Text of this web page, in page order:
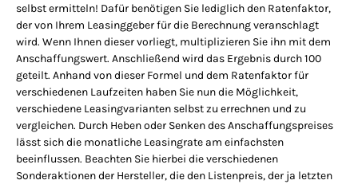
selbst ermitteln! Dafür benötigen Sie lediglich den Ratenfaktor,
der von Ihrem Leasinggeber für die Berechnung veranschlagt
wird. Wenn Ihnen dieser vorliegt, multiplizieren Sie ihn mit dem
Anschaffungswert. Anschließend wird das Ergebnis durch 100
geteilt. Anhand von dieser Formel und dem Ratenfaktor für
verschiedenen Laufzeiten haben Sie nun die Möglichkeit,
verschiedene Leasingvarianten selbst zu errechnen und zu
vergleichen. Durch Heben oder Senken des Anschaffungspreises
lässt sich die monatliche Leasingrate am einfachsten
beeinflussen. Beachten Sie hierbei die verschiedenen
Sonderaktionen der Hersteller, die den Listenpreis, der ja letzten